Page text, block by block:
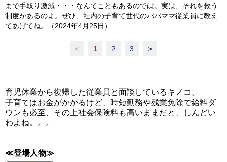
まで手取り激減・・・なんてこともあるのでは。実は、それを救う
制度があるのよ。ぜひ、社内の子育て世代のパパママ従業員に教え
てあげてね。（2024年4月25日）
< 1 2 3 >
育児休業から復帰した従業員と面談しているキノコ。
子育てはお金がかかるけど、時短勤務や残業免除で給料ダ
ウンも必至、その上社会保険料も高いままだと、しんどい
わよね。。。
≪登場人物≫